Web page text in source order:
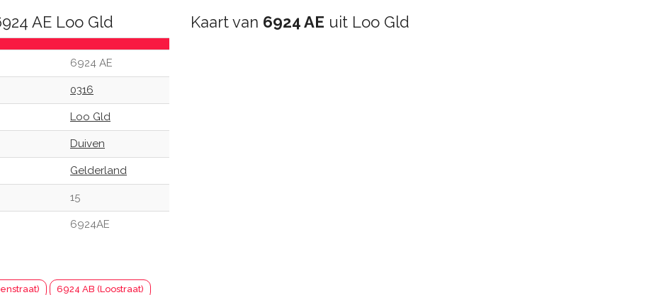
AE Loo Gld
6924 AE
0316
Loo Gld
Duiven
Gelderland
15
6924AE
6924 AB (Loostraat)
Kaart van 6924 AE uit Loo Gld